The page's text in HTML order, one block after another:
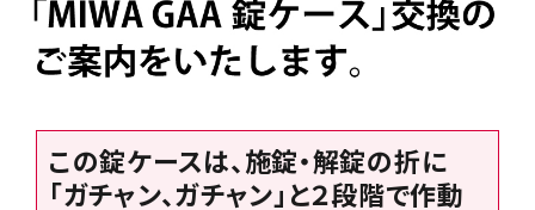
この錠ケースは、施錠・解錠の折に
「ガチャン、ガチャン」と２段階で作動